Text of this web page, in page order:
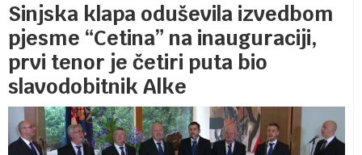
Sinjska klapa oduševila izvedbom
pjesme “Cetina” na inauguraciji,
prvi tenor je četiri puta bio
slavodobitnik Alke